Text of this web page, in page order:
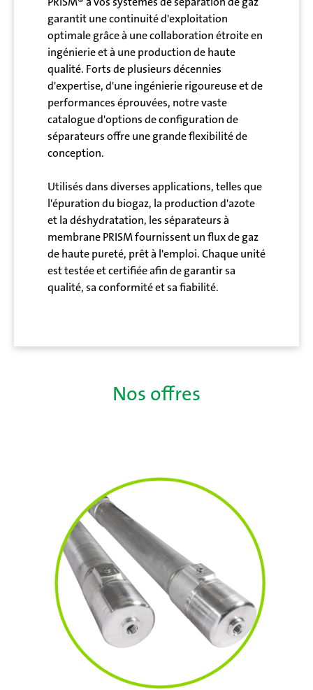
garantit une continuité d'exploitation
optimale grâce à une collaboration étroite en
ingénierie et à une production de haute
qualité. Forts de plusieurs décennies
d'expertise, d'une ingénierie rigoureuse et de
performances éprouvées, notre vaste
catalogue d'options de configuration de
séparateurs offre une grande flexibilité de
conception.
Utilisés dans diverses applications, telles que
l'épuration du biogaz, la production d'azote
et la déshydratation, les séparateurs à
membrane PRISM fournissent un flux de gaz
de haute pureté, prêt à l'emploi. Chaque unité
est testée et certifiée afin de garantir sa
qualité, sa conformité et sa fiabilité.
Nos offres